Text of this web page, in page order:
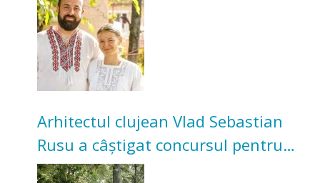
bunicilor
Arhitectul clujean Vlad Sebastian
Rusu a câștigat concursul pentru
transformarea Grădinii Casei